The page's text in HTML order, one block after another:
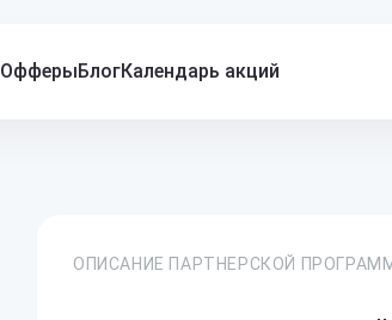
ОфферыБлогКалендарь акций
ОПИСАНИЕ ПАРТНЕРСКОЙ